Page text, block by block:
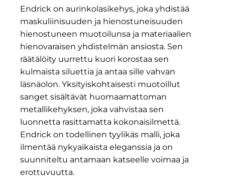
Endrick on aurinkolasikehys, joka yhdistää
maskuliinisuuden ja hienostuneisuuden
hienostuneen muotoilunsa ja materiaalien
hienovaraisen yhdistelmän ansiosta. Sen
räätälöity uurrettu kuori korostaa sen
kulmaista siluettia ja antaa sille vahvan
läsnäolon. Yksityiskohtaisesti muotoillut
sanget sisältävät huomaamattoman
metallikehyksen, joka vahvistaa sen
luonnetta rasittamatta kokonaisilmettä.
Endrick on todellinen tyylikäs malli, joka
ilmentää nykyaikaista eleganssia ja on
suunniteltu antamaan katseelle voimaa ja
erottuvuutta.